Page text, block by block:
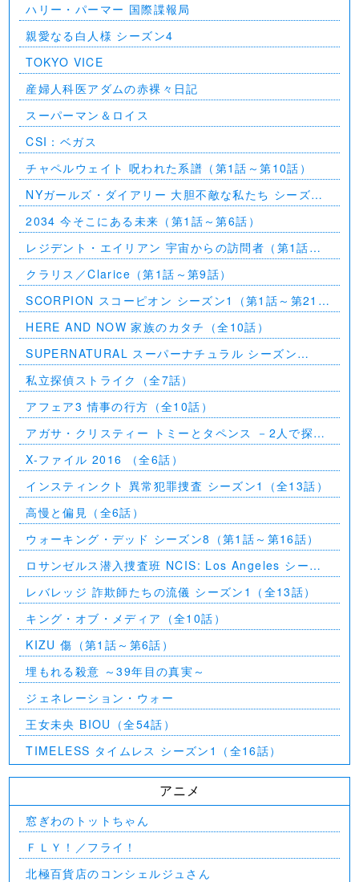
ハリー・パーマー 国際諜報局
親愛なる白人様 シーズン4
TOKYO VICE
産婦人科医アダムの赤裸々日記
スーパーマン＆ロイス
CSI：ベガス
チャペルウェイト 呪われた系譜（第1話～第10話）
NYガールズ・ダイアリー 大胆不敵な私たち シーズン
5（第1話～第2話）
2034 今そこにある未来（第1話～第6話）
レジデント・エイリアン 宇宙からの訪問者（第1話～
第7話）
クラリス／Clarice（第1話～第9話）
SCORPION スコーピオン シーズン1（第1話～第21
話）
HERE AND NOW 家族のカタチ（全10話）
SUPERNATURAL スーパーナチュラル シーズン
11（全23話）
私立探偵ストライク（全7話）
アフェア3 情事の行方（全10話）
アガサ・クリスティー トミーとタペンス －2人で探偵
を－
X-ファイル 2016 （全6話）
インスティンクト 異常犯罪捜査 シーズン1（全13話）
高慢と偏見（全6話）
ウォーキング・デッド シーズン8（第1話～第16話）
ロサンゼルス潜入捜査班 NCIS: Los Angeles シーズ
ン5（第2話～第24話）
レバレッジ 詐欺師たちの流儀 シーズン1（全13話）
キング・オブ・メディア（全10話）
KIZU 傷（第1話～第6話）
埋もれる殺意 ～39年目の真実～
ジェネレーション・ウォー
王女未央 BIOU（全54話）
TIMELESS タイムレス シーズン1（全16話）
アニメ
窓ぎわのトットちゃん
ＦＬＹ！／フライ！
北極百貨店のコンシェルジュさん